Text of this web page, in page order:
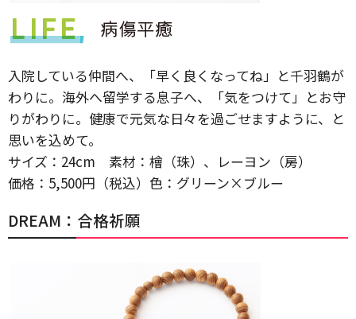
入院している仲間へ、「早く良くなってね」と千羽鶴が
わりに。海外へ留学する息子へ、「気をつけて」とお守
りがわりに。健康で元気な日々を過ごせますように、と
思いを込めて。
サイズ：24cm 素材：檜（珠）、レーヨン（房）
価格：5,500円（税込）色：グリーン×ブルー
DREAM：合格祈願